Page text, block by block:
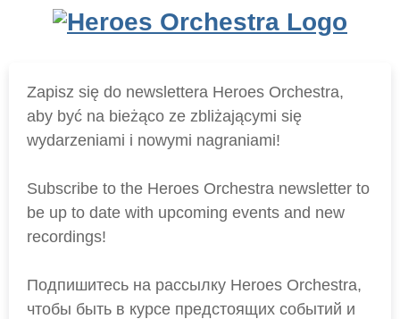
Zapisz się do newslettera Heroes Orchestra,
aby być na bieżąco ze zbliżającymi się
wydarzeniami i nowymi nagraniami!
Subscribe to the Heroes Orchestra newsletter to
be up to date with upcoming events and new
recordings!
Подпишитесь на рассылку Heroes Orchestra,
чтобы быть в курсе предстоящих событий и